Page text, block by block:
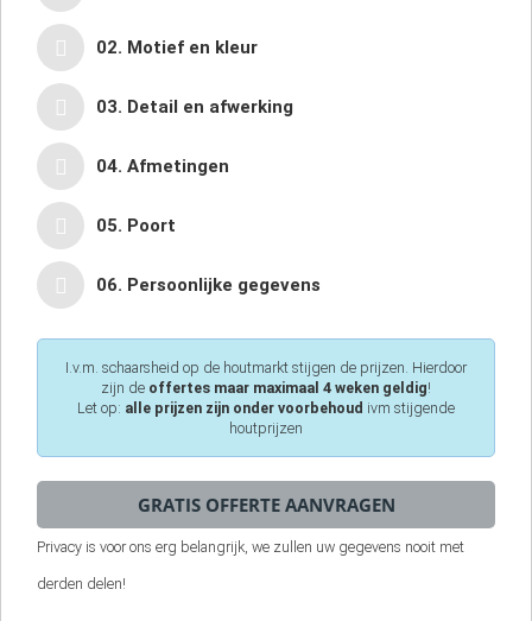
02. Motief en kleur
03. Detail en afwerking
04. Afmetingen
05. Poort
06. Persoonlijke gegevens
I.v.m. schaarsheid op de houtmarkt stijgen de prijzen. Hierdoor
zijn de offertes maar maximaal 4 weken geldig!
Let op: alle prijzen zijn onder voorbehoud ivm stijgende
houtprijzen
Privacy is voor ons erg belangrijk, we zullen uw gegevens nooit met
derden delen!